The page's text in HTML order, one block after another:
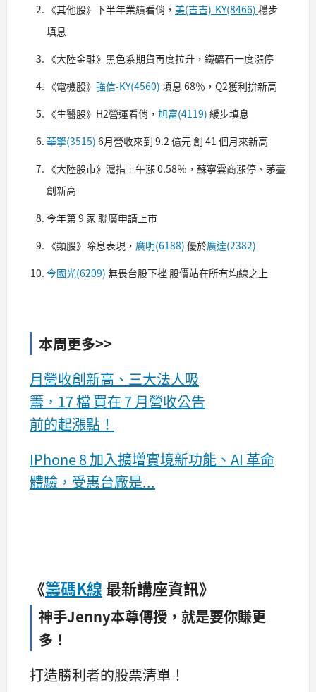
《其他股》下半年業績看俏， 美(吉吉)-KY(8466) 穩步
填息
《大陸金融》黑色系期貨再度拉升，鐵礦石一度漲停
《電機股》 強信-KY(4560) 填息 68％，Q2獲利拚新高
《生醫股》H2營運看俏， 旭富(4119) 緩步填息
華擎(3515) 6月營收來到 9.2 億元 創 41 個月來新高
《大陸股市》滬指上午漲 0.58％，蘇寧雲商漲停、茅臺
創新高
今年第 9 家 聯廣申請上市
《類股》除息表現， 廣明(6188) 優於廣達(2382)
今國光(6209) 無畏台股下挫 股價站在所有均線之上
本周更多>>
月營收創新高、三大法人吸
籌，17 檔 買在 7 月營收公告
前的起漲點！
IPhone 8 加入擴增實境新功能、AI 革命
體驗，受惠台廠是...
《籌碼K線 最新講座資訊》
神手Jenny本尊傳授，就是要你賺更
多！
打造勝利者的股票清單！